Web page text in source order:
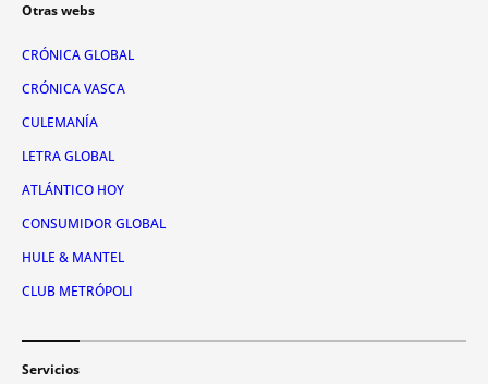
Otras webs
CRÓNICA GLOBAL
CRÓNICA VASCA
CULEMANÍA
LETRA GLOBAL
ATLÁNTICO HOY
CONSUMIDOR GLOBAL
HULE & MANTEL
CLUB METRÓPOLI
Servicios